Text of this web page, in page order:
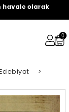
havale olarak
0
>